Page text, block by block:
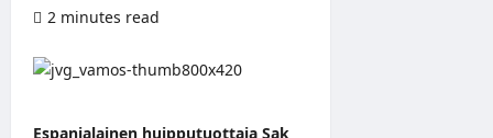
2 minutes read
Espanjalainen huipputuottaja Sak